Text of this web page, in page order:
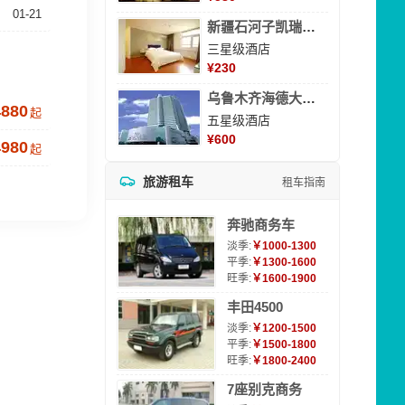
01-21
起
起
新疆石河子凯瑞酒店
三星级酒店
¥230
乌鲁木齐海德大酒店
五星级酒店
¥600
旅游租车 租车指南
奔驰商务车
淡季:￥1000-1300
平季:￥1300-1600
旺季:￥1600-1900
丰田4500
淡季:￥1200-1500
平季:￥1500-1800
旺季:￥1800-2400
7座别克商务